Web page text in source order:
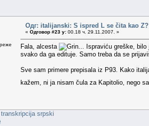
Одг: italijanski: S ispred L se čita kao
« Одговор #23 у: 00.18 ч. 29.11.2007. »
Fala, alcesta
... Ispraviću greške,
svako da ga edituje. Samo treba da se
Sve sam primere prepisala iz P93. Kako
kažem, ni ja nisam čula za Kapitolio, nego
transkripcija srpski